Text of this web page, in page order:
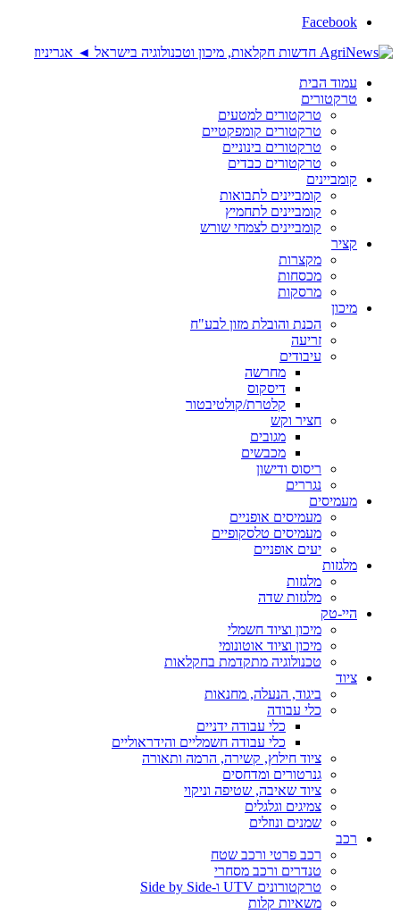
Facebook
עמוד הבית
טרקטורים
טרקטורים למטעים
טרקטורים קומפקטיים
טרקטורים בינוניים
טרקטורים כבדים
קומביינים
קומביינים לתבואות
קומביינים לתחמיץ
קומביינים לצמחי שורש
קציר
מקצרות
מכסחות
מרסקות
מיכון
הכנת והובלת מזון לבע"ח
זריעה
עיבודים
מחרשה
דיסקוס
קלטרת/קולטיבטור
חציר וקש
מגובים
מכבשים
ריסוס ודישון
נגררים
מעמיסים
מעמיסים אופניים
מעמיסים טלסקופיים
יעים אופניים
מלגזות
מלגזות
מלגזות שדה
היי-טק
מיכון וציוד חשמלי
מיכון וציוד אוטונומי
טכנולוגיה מתקדמת בחקלאות
ציוד
ביגוד, הנעלה, מחנאות
כלי עבודה
כלי עבודה ידניים
כלי עבודה חשמליים והידראוליים
ציוד חילוץ, קשירה, הרמה ותאורה
גנרטורים ומדחסים
ציוד שאיבה, שטיפה וניקוי
צמיגים וגלגלים
שמנים ונוזלים
רכב
רכב פרטי ורכב שטח
טנדרים ורכב מסחרי
טרקטורונים UTV ו-Side by Side
משאיות קלות